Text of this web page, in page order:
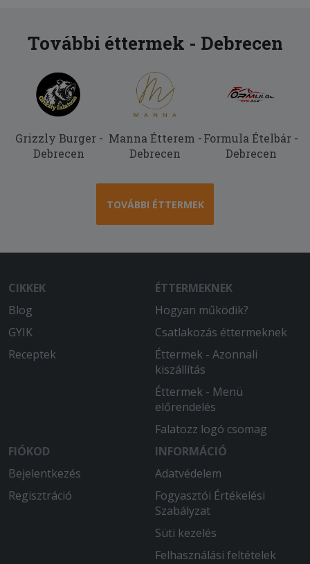
További éttermek - Debrecen
Grizzly Burger -
Debrecen
Manna Étterem -
Debrecen
Formula Ételbár -
Debrecen
TOVÁBBI ÉTTERMEK
CIKKEK
Blog
GYIK
Receptek
ÉTTERMEKNEK
Hogyan működik?
Csatlakozás éttermeknek
Éttermek - Azonnali
kiszállítás
Éttermek - Menü
előrendelés
Falatozz logó csomag
FIÓKOD
Bejelentkezés
Regisztráció
INFORMÁCIÓ
Adatvédelem
Fogyasztói Értékelési
Szabályzat
Süti kezelés
Felhasználási feltételek